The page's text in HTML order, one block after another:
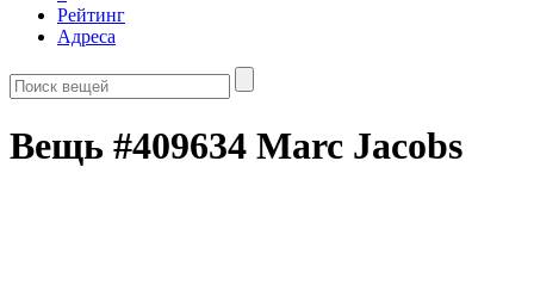
Рейтинг
Адреса
Вещь #409634 Marc Jacobs